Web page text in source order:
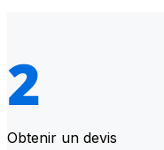
Obtenir un devis